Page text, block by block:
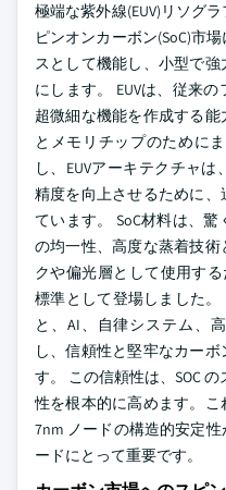
極端な紫外線(EUV)リソグ
ピンオンカーボン(SoC)市
スとして機能し、小型で
にします。 EUVは、従来
超微細な機能を作成する
とメモリチップのために
し、EUVアーキテクチャ
精度を向上させるために
ています。 SoC材料は、
の均一性、高度な蒸着技
クや偏光層として使用す
標準として登場しました。
と、AI、自律システム、
し、信頼性と堅牢なカー
す。 この信頼性は、SOC
性を根本的に高めます。
7nm ノードの構造的安定
ードにとって重要です。